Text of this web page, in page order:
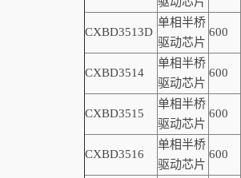
CXBD3513D
单相半桥
驱动芯片
600
CXBD3514
单相半桥
驱动芯片
600
CXBD3515
单相半桥
驱动芯片
600
CXBD3516
单相半桥
驱动芯片
600